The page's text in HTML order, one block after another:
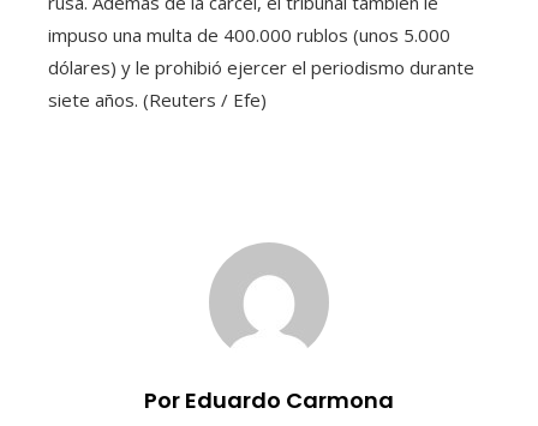
impuso una multa de 400.000 rublos (unos 5.000
dólares) y le prohibió ejercer el periodismo durante
siete años. (Reuters / Efe)
Por Eduardo Carmona